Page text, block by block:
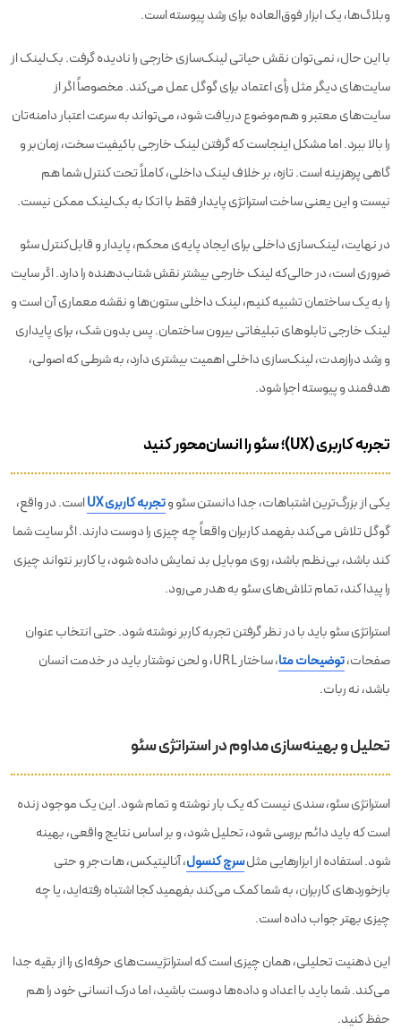
وبلاگ‌ها، یک ابزار فوق‌العاده برای رشد پیوسته است.
با این حال، نمی‌توان نقش حیاتی لینک‌سازی خارجی را نادیده گرفت. بک‌لینک از
سایت‌های دیگر مثل رأی اعتماد برای گوگل عمل می‌کند. مخصوصاً اگر از
سایت‌های معتبر و هم‌موضوع دریافت شود، می‌تواند به سرعت اعتبار دامنه‌تان
را بالا ببرد. اما مشکل اینجاست که گرفتن لینک خارجی باکیفیت سخت، زمان‌بر و
گاهی پرهزینه است. تازه، بر خلاف لینک داخلی، کاملاً تحت کنترل شما هم
نیست و این یعنی ساخت استراتژی پایدار فقط با اتکا به بک‌لینک ممکن نیست.
در نهایت، لینک‌سازی داخلی برای ایجاد پایه‌ی محکم، پایدار و قابل‌کنترل سئو
ضروری است، در حالی‌که لینک خارجی بیشتر نقش شتاب‌دهنده را دارد. اگر سایت
را به یک ساختمان تشبیه کنیم، لینک داخلی ستون‌ها و نقشه معماری آن است و
لینک خارجی تابلوهای تبلیغاتی بیرون ساختمان. پس بدون شک، برای پایداری
و رشد درازمدت، لینک‌سازی داخلی اهمیت بیشتری دارد، به شرطی که اصولی،
هدفمند و پیوسته اجرا شود.
تجربه کاربری (UX)؛ سئو را انسان‌محور کنید
یکی از بزرگ‌ترین اشتباهات، جدا دانستن سئو وتجربه کاربری UX
است. در واقع،
گوگل تلاش می‌کند بفهمد کاربران واقعاً چه چیزی را دوست دارند. اگر سایت شما
کند باشد، بی‌نظم باشد، روی موبایل بد نمایش داده شود، یا کاربر نتواند چیزی
را پیدا کند، تمام تلاش‌های سئو به هدر می‌رود.
استراتژی سئو باید با در نظر گرفتن تجربه کاربر نوشته شود. حتی انتخاب عنوان
صفحات،توضیحات متا
، ساختار URL، و لحن نوشتار باید در خدمت انسان
باشد، نه ربات.
تحلیل و بهینه‌سازی مداوم در استراتژی سئو
استراتژی سئو، سندی نیست که یک بار نوشته و تمام شود. این یک موجود زنده
است که باید دائم بررسی شود، تحلیل شود، و بر اساس نتایج واقعی، بهینه
شود. استفاده از ابزارهایی مثلسرچ کنسول، آنالیتیکس، هات‌جر و حتی
بازخوردهای کاربران، به شما کمک می‌کند بفهمید کجا اشتباه رفته‌اید، یا چه
چیزی بهتر جواب داده است.
این ذهنیت تحلیلی، همان چیزی است که استراتژیست‌های حرفه‌ای را از بقیه جدا
می‌کند. شما باید با اعداد و داده‌ها دوست باشید، اما درک انسانی خود را هم
حفظ کنید.